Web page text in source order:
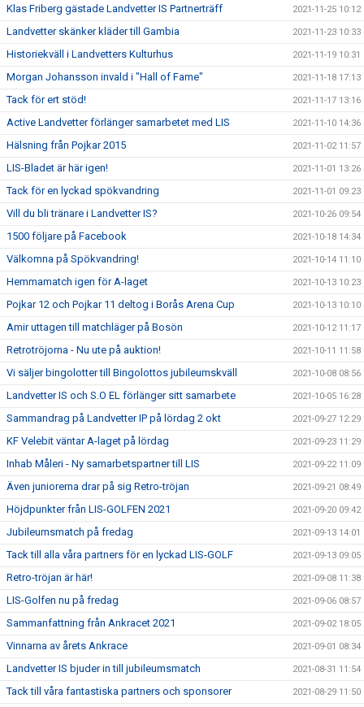
Klas Friberg gästade Landvetter IS Partnerträff 2021-11-25 10:12
Landvetter skänker kläder till Gambia 2021-11-23 10:33
Historiekväll i Landvetters Kulturhus 2021-11-19 10:31
Morgan Johansson invald i "Hall of Fame" 2021-11-18 17:13
Tack för ert stöd! 2021-11-17 13:16
Active Landvetter förlänger samarbetet med LIS 2021-11-10 14:36
Hälsning från Pojkar 2015 2021-11-02 11:57
LIS-Bladet är här igen! 2021-11-01 13:26
Tack för en lyckad spökvandring 2021-11-01 09:23
Vill du bli tränare i Landvetter IS? 2021-10-26 09:54
1500 följare på Facebook 2021-10-18 14:34
Välkomna på Spökvandring! 2021-10-14 11:10
Hemmamatch igen för A-laget 2021-10-13 10:23
Pojkar 12 och Pojkar 11 deltog i Borås Arena Cup 2021-10-13 10:10
Amir uttagen till matchläger på Bosön 2021-10-12 11:17
Retrotröjorna - Nu ute på auktion! 2021-10-11 11:58
Vi säljer bingolotter till Bingolottos jubileumskväll 2021-10-08 08:56
Landvetter IS och S.O EL förlänger sitt samarbete 2021-10-05 16:28
Sammandrag på Landvetter IP på lördag 2 okt 2021-09-27 12:29
KF Velebit väntar A-laget på lördag 2021-09-23 11:29
Inhab Måleri - Ny samarbetspartner till LIS 2021-09-22 11:09
Även juniorerna drar på sig Retro-tröjan 2021-09-21 08:49
Höjdpunkter från LIS-GOLFEN 2021 2021-09-20 09:42
Jubileumsmatch på fredag 2021-09-13 14:01
Tack till alla våra partners för en lyckad LIS-GOLF 2021-09-13 09:05
Retro-tröjan är här! 2021-09-08 11:38
LIS-Golfen nu på fredag 2021-09-06 08:57
Sammanfattning från Ankracet 2021 2021-09-02 18:05
Vinnarna av årets Ankrace 2021-09-01 08:34
Landvetter IS bjuder in till jubileumsmatch 2021-08-31 11:54
Tack till våra fantastiska partners och sponsorer 2021-08-29 11:50